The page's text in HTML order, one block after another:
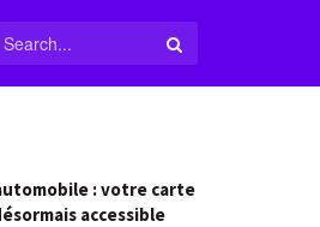
: votre carte
accessible